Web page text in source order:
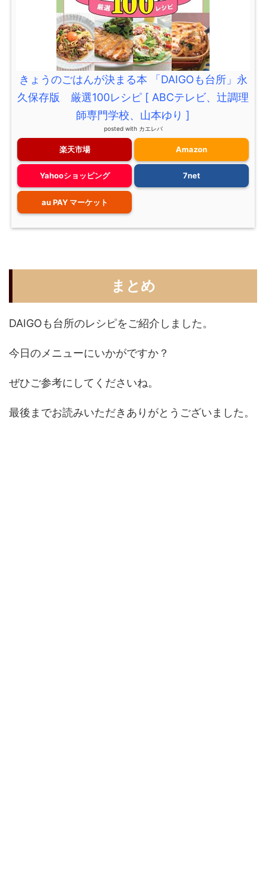
きょうのごはんが決まる本 「DAIGOも台所」永
久保存版 厳選100レシピ [ ABCテレビ、辻調理
師専門学校、山本ゆり ]
posted with カエレバ
楽天市場 Amazon
Yahooショッピング 7net
au PAY マーケット
まとめ
DAIGOも台所のレシピをご紹介しました。
今日のメニューにいかがですか？
ぜひご参考にしてくださいね。
最後までお読みいただきありがとうございました。